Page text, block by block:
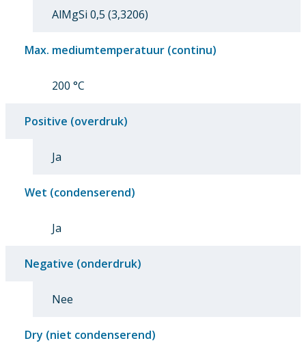
AlMgSi 0,5 (3,3206)
Max. mediumtemperatuur (continu)
200 °C
Positive (overdruk)
Ja
Wet (condenserend)
Ja
Negative (onderdruk)
Nee
Dry (niet condenserend)